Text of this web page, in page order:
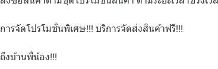
การจัดโปรโมชั่นพิเศษ!!! บริการจัดส่งสินค้าฟรี!!!
ถึงบ้านพี่น้อง!!!